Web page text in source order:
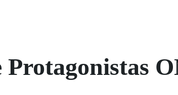
Protagonistas